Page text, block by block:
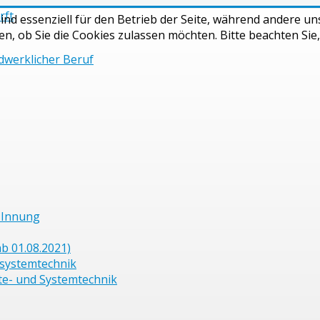
Beruf
01.08.2021)
und Systemtechnik
essenziell für den Betrieb der Seite, während andere
ob Sie die Cookies zulassen möchten. Bitte beachten